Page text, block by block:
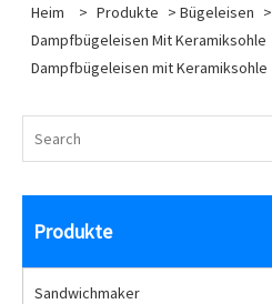
Heim > Produkte >Bügeleisen >
Dampfbügeleisen Mit Keramiksohle
Dampfbügeleisen mit Keramiksohle
Produkte
Sandwichmaker